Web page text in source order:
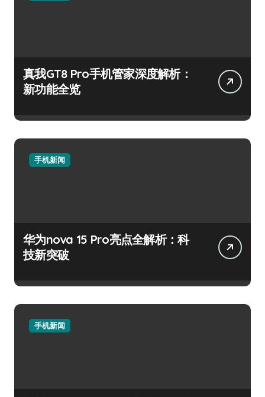
真我GT8 Pro手机管家深度解析：
新功能全览
手机新闻
华为nova 15 Pro亮点全解析：科
技新突破
手机新闻